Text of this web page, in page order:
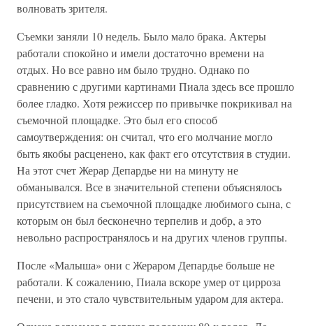
волновать зрителя.
Съемки заняли 10 недель. Было мало брака. Актеры
работали спокойно и имели достаточно времени на
отдых. Но все равно им было трудно. Однако по
сравнению с другими картинами Пиала здесь все прошло
более гладко. Хотя режиссер по привычке покрикивал на
съемочной площадке. Это был его способ
самоутверждения: он считал, что его молчание могло
быть якобы расценено, как факт его отсутствия в студии.
На этот счет Жерар Депардье ни на минуту не
обманывался. Все в значительной степени объяснялось
присутствием на съемочной площадке любимого сына, с
которым он был бесконечно терпелив и добр, а это
невольно распространялось и на других членов группы.
После «Малыша» они с Жераром Депардье больше не
работали. К сожалению, Пиала вскоре умер от цирроза
печени, и это стало чувствительным ударом для актера.